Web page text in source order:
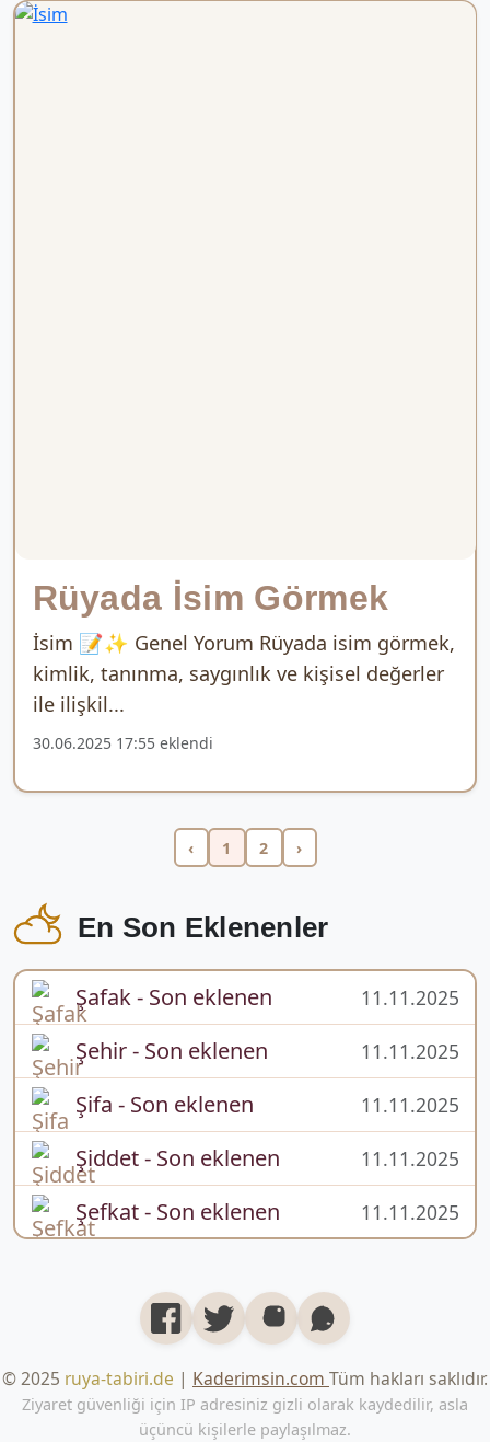
Rüyada İsim Görmek
İsim 📝✨ Genel Yorum Rüyada isim görmek,
kimlik, tanınma, saygınlık ve kişisel değerler
ile ilişkil...
30.06.2025 17:55 eklendi
‹ 1 2 ›
En Son Eklenenler
Şafak - Son eklenen 11.11.2025
Şehir - Son eklenen 11.11.2025
Şifa - Son eklenen 11.11.2025
Şiddet - Son eklenen 11.11.2025
Şefkat - Son eklenen 11.11.2025
© 2025 ruya-tabiri.de | Kaderimsin.com Tüm hakları saklıdır.
Ziyaret güvenliği için IP adresiniz gizli olarak kaydedilir, asla
üçüncü kişilerle paylaşılmaz.